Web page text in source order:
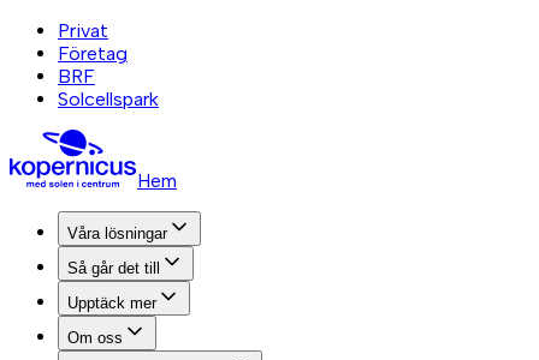
Privat
Företag
BRF
Solcellspark
Hem
Våra lösningar
Så går det till
Upptäck mer
Om oss